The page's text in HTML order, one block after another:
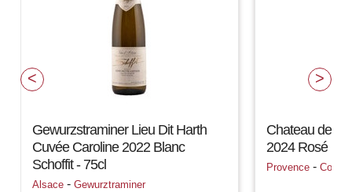
Gewurzstraminer Lieu Dit Harth
Cuvée Caroline 2022 Blanc
Schoffit - 75cl
Alsace -Gewurztraminer
Chateau de
2024 Rosé
Provence -Cotes